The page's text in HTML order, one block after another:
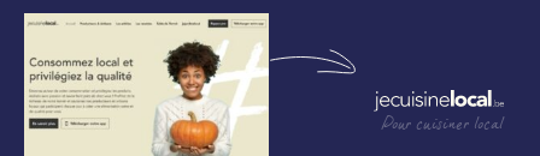
Pour cuisiner local